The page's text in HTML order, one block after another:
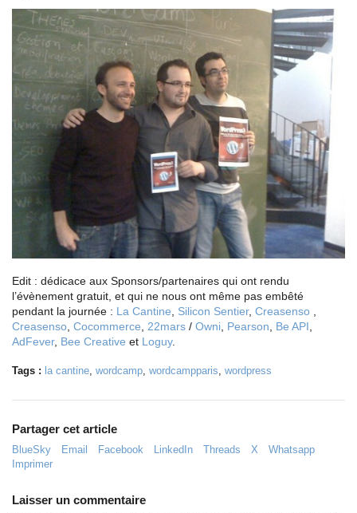
Edit : dédicace aux Sponsors/partenaires qui ont rendu
l’évènement gratuit, et qui ne nous ont même pas embêté
pendant la journée : La Cantine, Silicon Sentier, Creasenso ,
Creasenso, Cocommerce, 22mars / Owni, Pearson, Be API,
AdFever, Bee Creative et Loguy.
Tags : la cantine, wordcamp, wordcampparis, wordpress
Partager cet article
BlueSky Email Facebook LinkedIn Threads X
Whatsapp
Imprimer
Laisser un commentaire